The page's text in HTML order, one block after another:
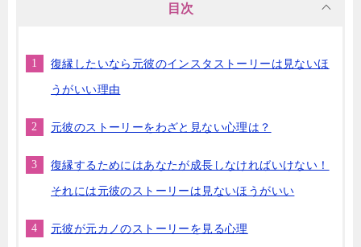
目次
復縁したいなら元彼のインスタストーリーは見ないほ
うがいい理由
元彼のストーリーをわざと見ない心理は？
復縁するためにはあなたが成長しなければいけない！
それには元彼のストーリーは見ないほうがいい
元彼が元カノのストーリーを見る心理